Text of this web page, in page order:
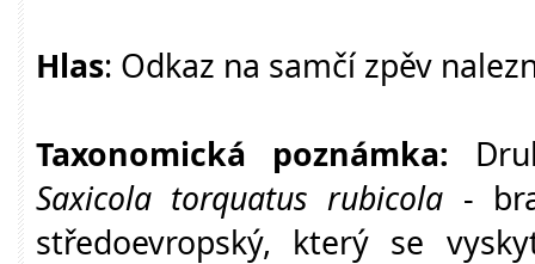
Hlas: Odkaz na samčí zpěv
Taxonomická poznámka:
Saxicola torquatus rubicola -
středoevropský, který se